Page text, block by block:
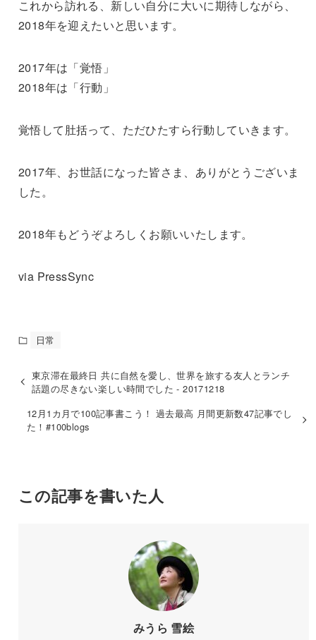
これから訪れる、新しい自分に大いに期待しながら、
2018年を迎えたいと思います。
2017年は「覚悟」
2018年は「行動」
覚悟して肚括って、ただひたすら行動していきます。
2017年、お世話になった皆さま、ありがとうございま
した。
2018年もどうぞよろしくお願いいたします。
via PressSync
日常
東京滞在最終日 共に自然を愛し、世界を旅する友人とランチ
話題の尽きない楽しい時間でした - 20171218
12月1カ月で100記事書こう！ 過去最高 月間更新数47記事でし
た！#100blogs
この記事を書いた人
みうら 雪絵